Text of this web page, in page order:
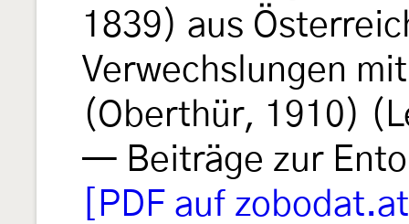
1839) aus
Verwechslungen
(Oberthür, 1910)
— Beiträge zur
[PDF auf